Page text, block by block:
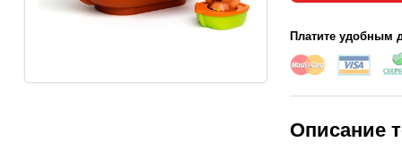
Платите удобным
Описание